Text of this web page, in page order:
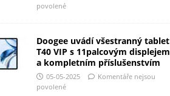
povolené
Doogee uvádí všestranný tablet
T40 VIP s 11palcovým displejem
a kompletním příslušenstvím
05-05-2025
Komentáře nejsou
povolené